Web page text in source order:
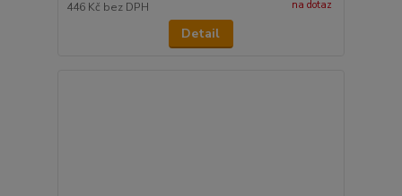
446 Kč bez DPH na dotaz
Detail